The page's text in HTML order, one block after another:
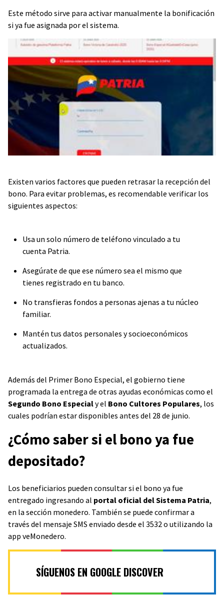
Este método sirve para activar manualmente la bonificación
si ya fue asignada por el sistema.
Existen varios factores que pueden retrasar la recepción del
bono. Para evitar problemas, es recomendable verificar los
siguientes aspectos:
Usa un solo número de teléfono vinculado a tu
cuenta Patria.
Asegúrate de que ese número sea el mismo que
tienes registrado en tu banco.
No transfieras fondos a personas ajenas a tu núcleo
familiar.
Mantén tus datos personales y socioeconómicos
actualizados.
Además del Primer Bono Especial, el gobierno tiene
programada la entrega de otras ayudas económicas como el
Segundo Bono Especialy el Bono Cultores Populares, los
cuales podrían estar disponibles antes del 28 de junio.
¿Cómo saber si el bono ya fue
depositado?
Los beneficiarios pueden consultar si el bono ya fue
entregado ingresando al portal oficial del Sistema Patria,
en la sección monedero. También se puede confirmar a
través del mensaje SMS enviado desde el 3532 o utilizando la
app veMonedero.
SÍGUENOS EN GOOGLE DISCOVER